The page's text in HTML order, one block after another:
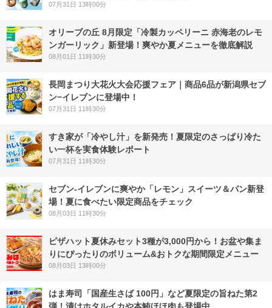
07月31日 13時00分
オリーブの丘 8月限定「冷製カッペリーニ 赤海老のレモ
ンガーリック」新登場！爽やか夏メニューを徹底解説
08月01日 11時30分
長岡まつり大花火大会応援フェア｜商品6品が新潟県セブ
ン−イレブンに登場中！
07月31日 11時30分
すき家が「冷やし汁」を新発売！夏限定のさっぱり冷た
い一杯を実食体験レポート
07月31日 11時30分
セブン‐イレブンに爽やか「レモン」スイーツ＆パン新登
場！夏に食べたい限定商品をチェック
08月03日 11時30分
ピザハット夏休みセット3種が3,000円から！お盆や集ま
りにぴったりのボリューム&おトクな期間限定メニュー
08月03日 13時00分
はま寿司「国産生さば 100円」など夏限定の旨ねた第2